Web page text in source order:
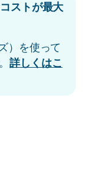
ストが最大
）を使って
詳しくはこ